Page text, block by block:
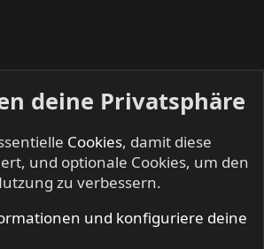
deine Privatsphäre
Cookies, damit diese
und optionale Cookies, um den
zu verbessern.
und konfiguriere deine